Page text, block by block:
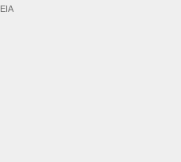
EIA